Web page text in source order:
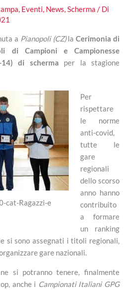
, Eventi, News,Scherma / Di
a Pianopoli (CZ)laCerimonia di
di Campioni e Campionesse
14) di scherma per la stagione
cat-Ragazzi-e
Per
rispettare
le norme
anti-covid,
tutte le
gare
regionali
dello scorso
anno hanno
contribuito
a formare
un ranking
si sono assegnati i titoli regionali,
gare nazionali.
si potranno tenere, finalmente
anche i Campionati Italiani GPG